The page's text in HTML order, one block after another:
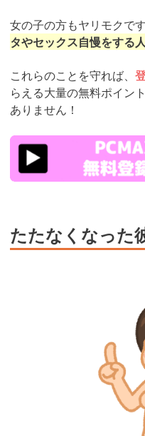
女の子の方もヤリモクです
タやセックス自慢をする
これらのことを守れば、
らえる大量の無料ポイン
ありません！
https://pcmax.jp/lp/?
ad_id=rm327007
たたなくなった